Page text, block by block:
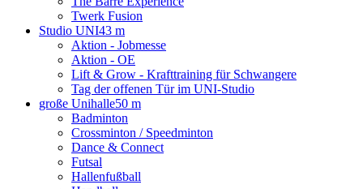
Twerk Fusion
Studio UNI43 m
Aktion - Jobmesse
Aktion - OE
Lift & Grow - Krafttraining für Schwangere
Tag der offenen Tür im UNI-Studio
große Unihalle50 m
Badminton
Crossminton / Speedminton
Dance & Connect
Futsal
Hallenfußball